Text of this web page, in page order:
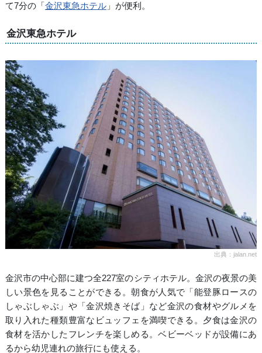
て7分の「金沢東急ホテル」が便利。
金沢東急ホテル
出典：jalan.net
金沢市の中心部に建つ全227室のシティホテル。金沢の夜景の美
しい景色を見ることができる。朝食が人気で「能登豚ロースの
しゃぶしゃぶ」や「金沢焼きそば」など金沢の食材やグルメを
取り入れた種類豊富なビュッフェを満喫できる。夕食は金沢の
食材を活かしたフレンチを楽しめる。ベビーベッドが設備にあ
るから幼児連れの旅行にも使える。